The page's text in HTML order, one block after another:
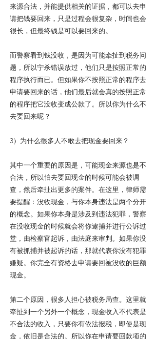
来源合法，并能提供相关的证据，都可以去申
请把钱要回来，只是过程会很复杂，时间也会
很长，但最终钱是可以要回来的。
而警察看到钱没收，是因为可能牵扯到税务问
题，所以宁杀错误放过，他们只是按照正常的
程序执行而已。但如果你不按照正常的程序去
申请要回来的话，他们最后就会真的按照正常
的程序把它没收变成公款了。所以你为什么不
去要回来呢？
3）为什么很多人不敢去把现金要回来？
其中一个重要的原因是，可能现金来源也是不
合法，所以怕去要回现金的时候可能会被调
查，然后牵扯出更多的案件。在这里，律师需
要提醒：没收现金，与你本身违法是两个分开
的概念。如果你本身是涉及到违法犯罪，警察
在没收现金的时候就会将你逮捕并进行公诉过
堂，由检察官起诉，由法庭来审判。如果你没
有被抓捕并被起诉的话，那就代表你没有犯罪
嫌疑。你完全有资格去申请要回被没收的巨额
现金。
第二个原因，很多人担心被税务局查。这里就
牵扯到一个另外一个概念，现金收入不代表是
不合法的收入，只要你有依法报税，即使是现
金，依旧是合法的。所以你在申请要回款项的